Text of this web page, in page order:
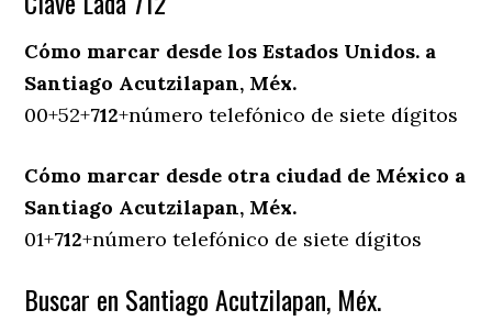
Cómo marcar desde los Estados Unidos. a
Santiago Acutzilapan, Méx.
00+52+712+número telefónico de siete dígitos
Cómo marcar desde otra ciudad de México a
Santiago Acutzilapan, Méx.
01+712+número telefónico de siete dígitos
Buscar en Santiago Acutzilapan, Méx.